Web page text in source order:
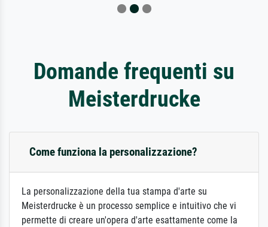
Domande frequenti su
Meisterdrucke
Come funziona la personalizzazione?
La personalizzazione della tua stampa d'arte su
Meisterdrucke è un processo semplice e intuitivo che vi
permette di creare un'opera d'arte esattamente come la